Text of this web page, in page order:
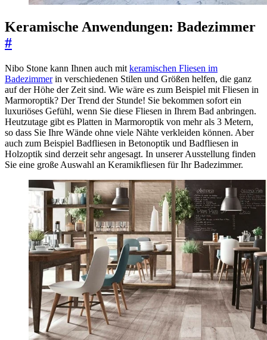
Keramische Anwendungen: Badezimmer
#
Nibo Stone kann Ihnen auch mit keramischen Fliesen im
Badezimmerin verschiedenen Stilen und Größen helfen, die ganz
auf der Höhe der Zeit sind. Wie wäre es zum Beispiel mit Fliesen in
Marmoroptik? Der Trend der Stunde! Sie bekommen sofort ein
luxuriöses Gefühl, wenn Sie diese Fliesen in Ihrem Bad anbringen.
Heutzutage gibt es Platten in Marmoroptik von mehr als 3 Metern,
so dass Sie Ihre Wände ohne viele Nähte verkleiden können. Aber
auch zum Beispiel Badfliesen in Betonoptik und Badfliesen in
Holzoptik sind derzeit sehr angesagt. In unserer Ausstellung finden
Sie eine große Auswahl an Keramikfliesen für Ihr Badezimmer.